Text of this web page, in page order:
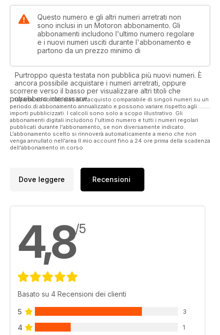
Questo numero e gli altri numeri arretrati non
sono inclusi in un Motoron abbonamento. Gli
abbonamenti includono l'ultimo numero regolare
e i nuovi numeri usciti durante l'abbonamento e
partono da un prezzo minimo di
Purtroppo questa testata non pubblica più nuovi numeri. È
ancora possibile acquistare i numeri arretrati, oppure
scorrere verso il basso per visualizzare altri titoli che
potrebbero interessarvi.
I risparmi sono calcolati sull'acquisto comparabile di singoli numeri su un
periodo di abbonamento annualizzato e possono variare rispetto agli
importi pubblicizzati. I calcoli sono solo a scopo illustrativo. Gli
abbonamenti digitali includono l'ultimo numero e tutti i numeri regolari
pubblicati durante l'abbonamento, se non diversamente indicato.
L'abbonamento scelto si rinnoverà automaticamente a meno che non
venga annullato nell'area Il mio account fino a 24 ore prima della scadenza
dell'abbonamento in corso.
Dove leggere Recensioni
4,8/5
Basato su 4 Recensioni dei clienti
5 3
4 1